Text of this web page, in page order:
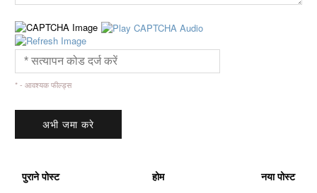
* - आवश्यक फील्ड्स
पुराने पोस्ट होम नया पोस्ट